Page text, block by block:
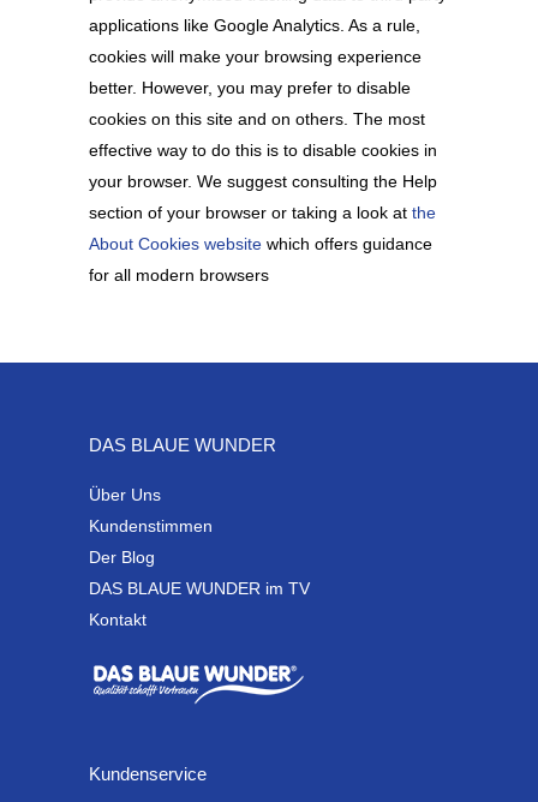
applications like Google Analytics. As a rule,
cookies will make your browsing experience
better. However, you may prefer to disable
cookies on this site and on others. The most
effective way to do this is to disable cookies in
your browser. We suggest consulting the Help
section of your browser or taking a look at the
About Cookies website which offers guidance
for all modern browsers
DAS BLAUE WUNDER
Über Uns
Kundenstimmen
Der Blog
DAS BLAUE WUNDER im TV
Kontakt
Kundenservice